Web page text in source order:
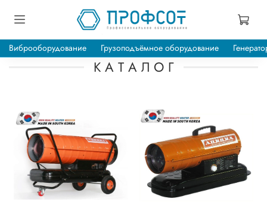
Виброоборудование Грузоподъёмное оборудование
К А Т А Л О Г